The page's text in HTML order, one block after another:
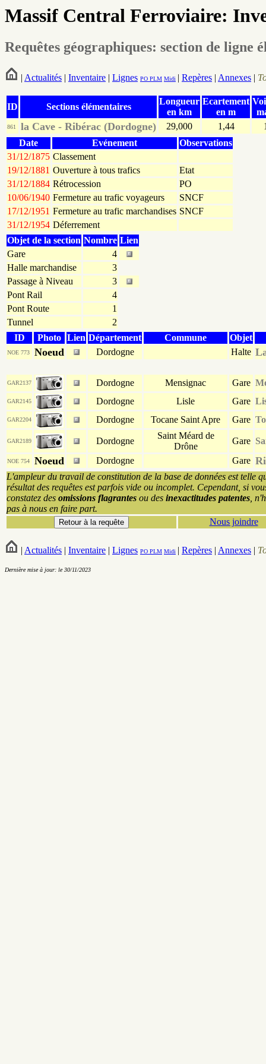
Massif Central Ferroviaire:
Requêtes géographiques: section de ligne
| Actualités | Inventaire | Lignes PO PLM Midi | Repères | Annexes |
ID Sections élémentaires
Longueur
en km
Ecartement
en m
861 la Cave - Ribérac (Dordogne) 29,000 1,44
Date
Evénement
Observations
31/12/1875 Classement
19/12/1881 Ouverture à tous trafics
Etat
31/12/1884 Rétrocession
PO
10/06/1940 Fermeture au trafic voyageurs
SNCF
17/12/1951 Fermeture au trafic marchandises SNCF
31/12/1954 Déferrement
Objet de la section Nombre Lien
Gare
4
Halle marchandise
3
Passage à Niveau
3
Pont Rail
4
Pont Route
1
Tunnel
2
ID
Photo Lien Département Commune Objet
NOE 773 Noeud Dordogne Halte
GAR2137 Dordogne Mensignac Gare
GAR2145 Dordogne Lisle Gare
GAR2204 Dordogne Tocane Saint Apre Gare
GAR2189 Dordogne
Saint Méard de
Drône
Gare
NOE 754 Noeud Dordogne Gare
L'ampleur du travail de constitution de la base de données est telle
résultat des requêtes est parfois vide ou incomplet. Cependant, si
constatez des omissions flagrantes ou des inexactitudes patentes ,
pas à nous en faire part.
Nous joindre
| Actualités | Inventaire | Lignes PO PLM Midi | Repères | Annexes |
Dernière mise à jour: le 30/11/2023